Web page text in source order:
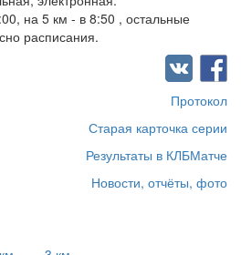
на 5 км - в 8:50 , остальные
расписания.
Протокол
Старая карточка серии
Результаты в КЛБМатче
Новости, отчёты, фото